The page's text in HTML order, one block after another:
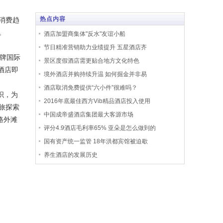
费趋
国际
店即
，为
探索
外滩
热点内容
酒店加盟商集体"反水"友谊小船
节日精准营销助力业绩提升 五星酒店齐
景区度假酒店需更贴合地方文化特色
境外酒店并购持续升温 如何掘金并非易
酒店取消免费提供“六小件”很难吗？
2016年底最佳西方Vib精品酒店投入使用
中国成帝盛酒店集团最大客源市场
评分4.9酒店毛利率65% 亚朵是怎么做到的
国有资产统一监管 18年洪都宾馆被迫歇
养生酒店的发展历史